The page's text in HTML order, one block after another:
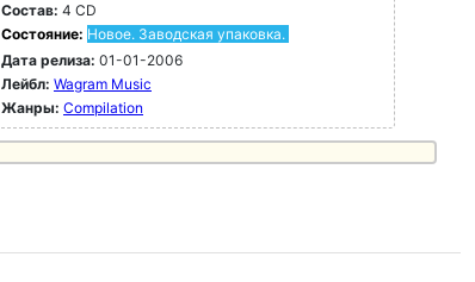
Состав: 4 CD
Состояние: Новое. Заводская упаковка.
Дата релиза: 01-01-2006
Лейбл: Wagram Music
Жанры: Compilation